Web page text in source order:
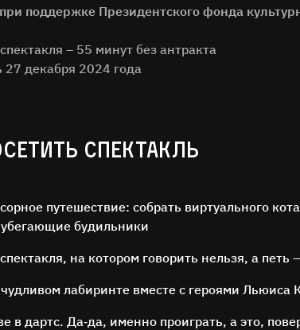
поддержке Президентского фонда
– 55 минут без антракта
27 декабря 2024 года
СПЕКТАКЛЬ
путешествие: собрать виртуального
будильники
на котором говорить нельзя, а
лабиринте вместе с героями Льюиса
в дартс. Да‑да, именно проиграть, а это,